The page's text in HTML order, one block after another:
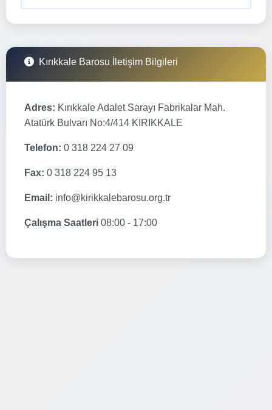
Kırıkkale Barosu İletişim Bilgileri
Adres: Kırıkkale Adalet Sarayı Fabrikalar Mah.
Atatürk Bulvarı No:4/414 KIRIKKALE
Telefon: 0 318 224 27 09
Fax: 0 318 224 95 13
Email: info@kirikkalebarosu.org.tr
Çalışma Saatleri 08:00 - 17:00